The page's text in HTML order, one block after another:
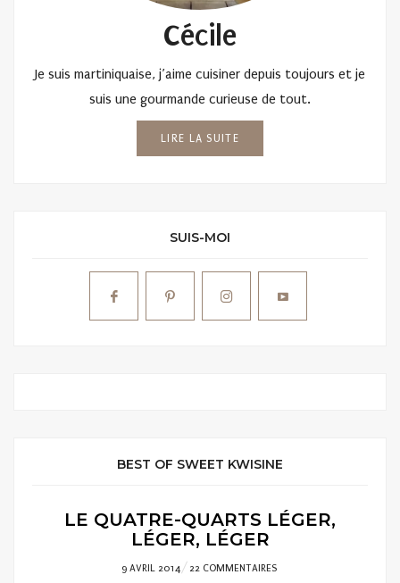
Cécile
Je suis martiniquaise, j’aime cuisiner depuis toujours et je
suis une gourmande curieuse de tout.
LIRE LA SUITE
SUIS-MOI
BEST OF SWEET KWISINE
LE QUATRE-QUARTS LÉGER,
LÉGER, LÉGER
POSTED
9 AVRIL 2014 22 COMMENTAIRES